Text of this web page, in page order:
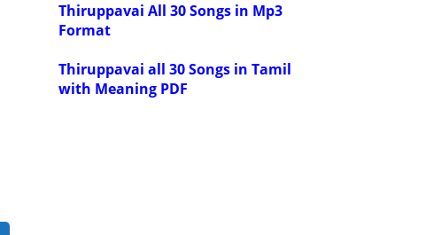
Thiruppavai All 30 Songs in Mp3
Format
Thiruppavai all 30 Songs in Tamil
with Meaning PDF